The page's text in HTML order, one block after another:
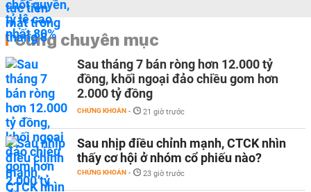
Cùng chuyên mục
Sau tháng 7 bán ròng hơn 12.000 tỷ
đồng, khối ngoại đảo chiều gom hơn
2.000 tỷ đồng
CHỨNG KHOÁN - 21 giờ trước
Sau nhịp điều chỉnh mạnh, CTCK nhìn
thấy cơ hội ở nhóm cổ phiếu nào?
CHỨNG KHOÁN - 23 giờ trước